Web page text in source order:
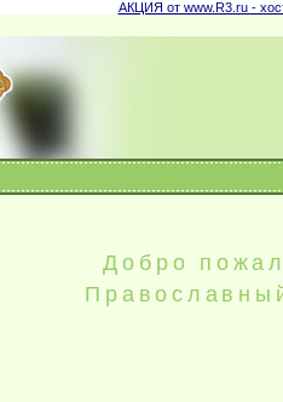
АКЦИЯ от www.R3.ru -
Добро